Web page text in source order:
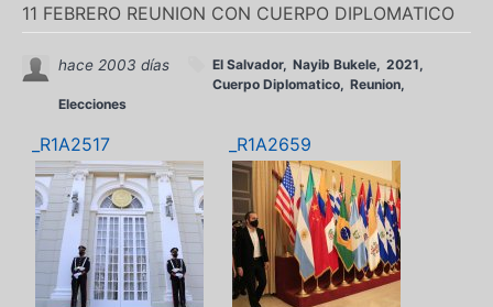
11 FEBRERO REUNION CON CUERPO DIPLOMATICO
hace 2003 días El Salvador Nayib Bukele 2021
Cuerpo Diplomatico Reunion
Elecciones
_R1A2517 _R1A2659